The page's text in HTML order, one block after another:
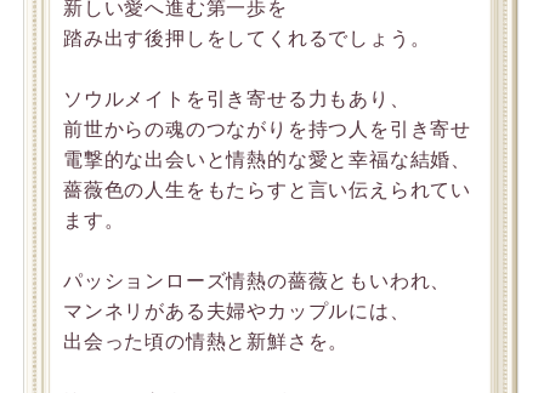
新しい愛へ進む第一歩を
踏み出す後押しをしてくれるでしょう。
ソウルメイトを引き寄せる力もあり、
前世からの魂のつながりを持つ人を引き寄せ
電撃的な出会いと情熱的な愛と幸福な結婚、
薔薇色の人生をもたらすと言い伝えられてい
ます。
パッションローズ情熱の薔薇ともいわれ、
マンネリがある夫婦やカップルには、
出会った頃の情熱と新鮮さを。